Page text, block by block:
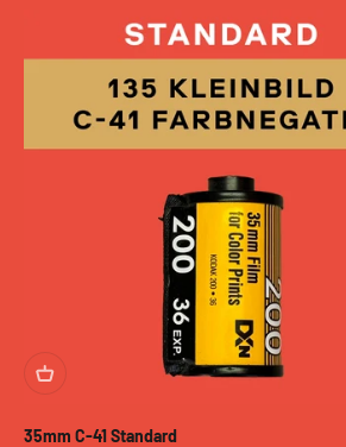
35mm C-41 Standard